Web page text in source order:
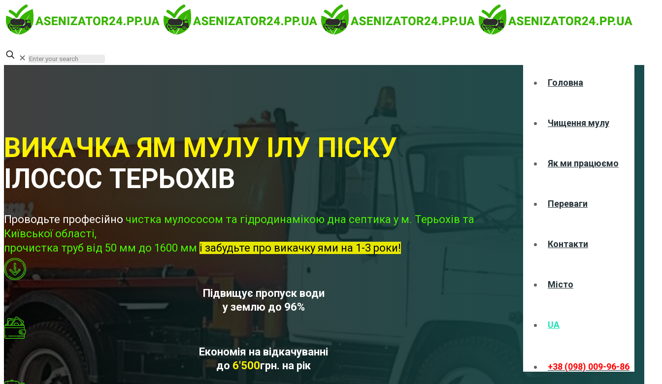
Головна
Чищення мулу
Як ми працюємо
Переваги
Контакти
Місто
UA
+38 (098) 009-96-86
✕
ВИКАЧКА ЯМ МУЛУ ІЛУ ПІСКУ
ІЛОСОС ТЕРЬОХІВ
Проводьте професійно чистка мулососом та гідродинамікою дна септика у м. Терьохів та
Київської області,
прочистка труб від 50 мм до 1600 мм і забудьте про викачку ями на 1-3 роки!
Підвищує пропуск води
у землю до 96%
Економія на відкачуванні
до 6'500грн. на рік